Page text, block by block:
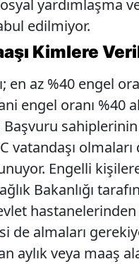
yardımlaşma
edilmiyor.
şı Kimlere
en az %40 engel
engel oranı %40
Başvuru
vatandaşı
Engelli
Bakanlığı
de almaları
aylık veya maaş